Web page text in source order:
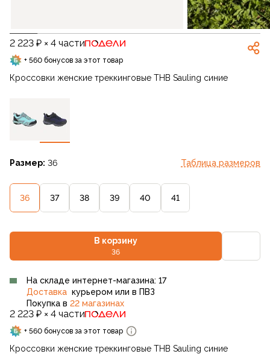
2 223 ₽ × 4 части
+ 560 бонусов за этот товар
Кроссовки женские треккинговые THB Sauling синие
Размер: 36 Таблица размеров
36 37 38 39 40 41
В корзину
36
На складе интернет-магазина: 17
Доставка курьером или в ПВЗ
Покупка в 22 магазинах
2 223 ₽ × 4 части
+ 560 бонусов за этот товар
Кроссовки женские треккинговые THB Sauling синие